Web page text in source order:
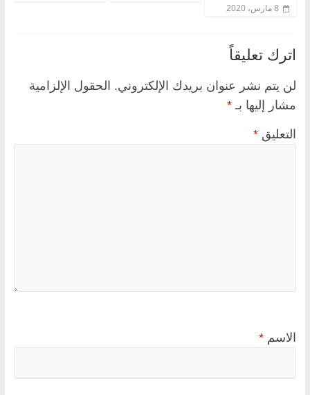
8 مارس، 2020
اترك تعليقاً
لن يتم نشر عنوان بريدك الإلكتروني. الحقول الإلزامية
مشار إليها بـ *
التعليق *
الاسم *